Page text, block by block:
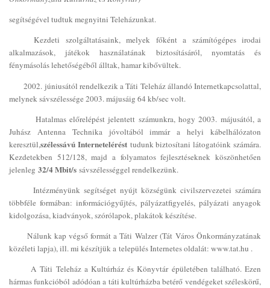
segítségével tudtuk megnyitni Teleházunkat.
Kezdeti szolgáltatásaink, melyek főként a számítógépes irodai
alkalmazások, játékok használatának biztosításáról, nyomtatás és
fénymásolás lehetőségéből álltak, hamar kibővültek.
2002. júniusától rendelkezik a Táti Teleház állandó Internetkapcsolattal,
melynek sávszélessége 2003. májusáig 64 kb/sec volt.
Hatalmas előrelépést jelentett számunkra, hogy 2003. májusától, a
Juhász Antenna Technika jóvoltából immár a helyi kábelhálózaton
keresztül,szélessávú Internetelérésttudunk biztosítani látogatóink számára.
Kezdetekben 512/128, majd a folyamatos fejlesztéseknek köszönhetően
jelenleg 32/4 Mbit/s sávszélességgel rendelkezünk.
Intézményünk segítséget nyújt községünk civilszervezetei számára
többféle formában: információgyűjtés, pályázatfigyelés, pályázati anyagok
kidolgozása, kiadványok, szórólapok, plakátok készítése.
Nálunk kap végső formát a Táti Walzer (Tát Város Önkormányzatának
közéleti lapja), ill. mi készítjük a település Internetes oldalát: www.tat.hu .
A Táti Teleház a Kultúrház és Könyvtár épületében található. Ezen
hármas funkcióból adódóan a táti kultúrházba betérő vendégeket széleskörű,